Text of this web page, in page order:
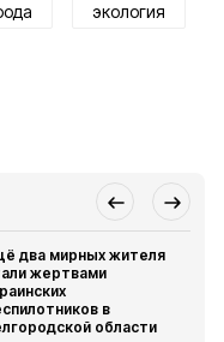
экология
два мирных жителя
жертвами
в
области